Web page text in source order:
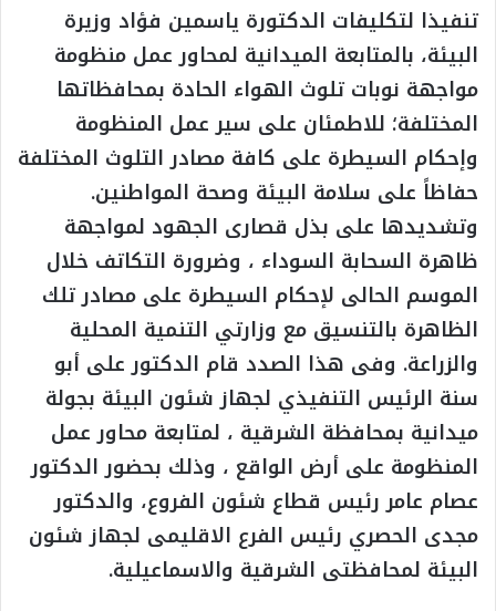
تنفيذا لتكليفات الدكتورة ياسمين فؤاد وزيرة
البيئة، بالمتابعة الميدانية لمحاور عمل منظومة
مواجهة نوبات تلوث الهواء الحادة بمحافظاتها
المختلفة؛ للاطمئان على سير عمل المنظومة
وإحكام السيطرة على كافة مصادر التلوث المختلفة
حفاظاً على سلامة البيئة وصحة المواطنين.
وتشديدها على بذل قصارى الجهود لمواجهة
ظاهرة السحابة السوداء ، وضرورة التكاتف خلال
الموسم الحالى لإحكام السيطرة على مصادر تلك
الظاهرة بالتنسيق مع وزارتي التنمية المحلية
والزراعة. وفى هذا الصدد قام الدكتور على أبو
سنة الرئيس التنفيذي لجهاز شئون البيئة بجولة
ميدانية بمحافظة الشرقية ، لمتابعة محاور عمل
المنظومة على أرض الواقع ، وذلك بحضور الدكتور
عصام عامر رئيس قطاع شئون الفروع، والدكتور
مجدى الحصري رئيس الفرع الاقليمى لجهاز شئون
البيئة لمحافظتى الشرقية والاسماعيلية.